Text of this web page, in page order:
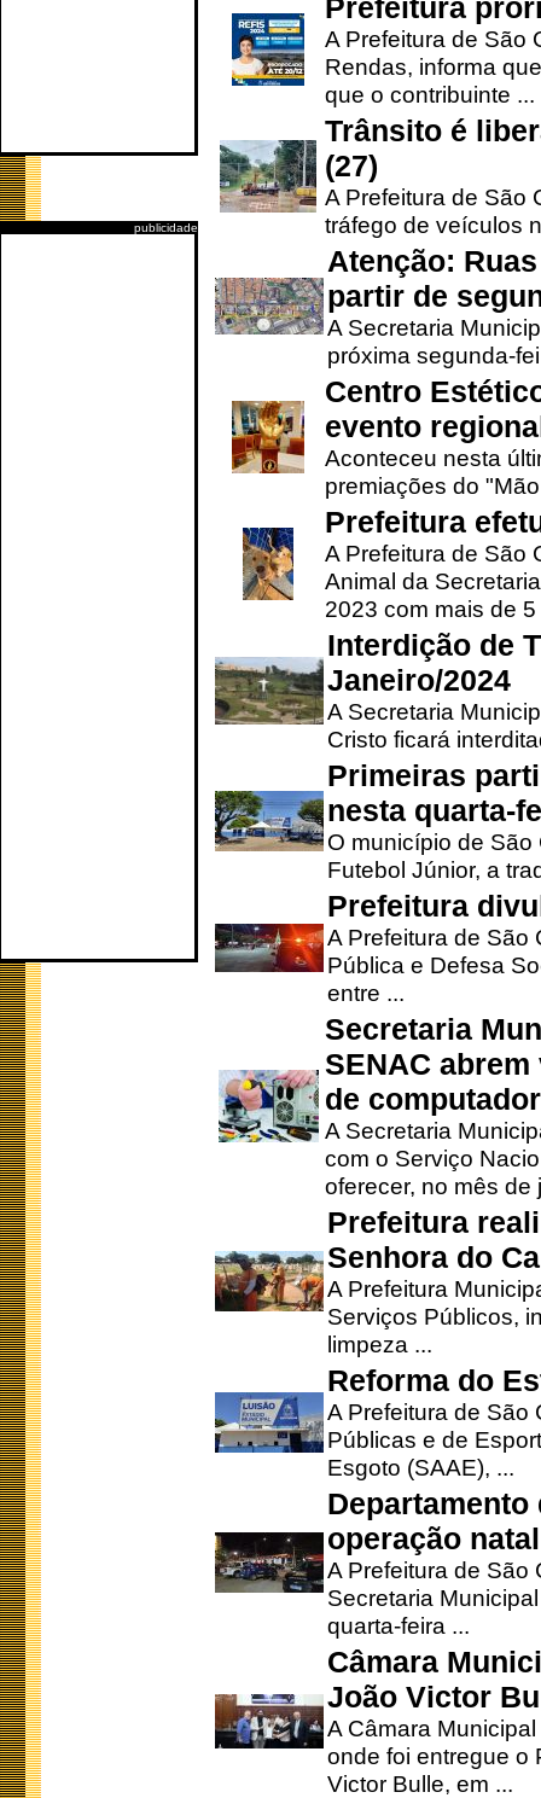
publicidade
Prefeitura
A Prefeitura de São
Rendas, informa
que o contribuinte ...
Trânsito é
(27)
A Prefeitura de São
tráfego de veículos
Atenção:
partir de
A Secretaria
próxima segunda-
Centro
evento
Aconteceu nesta
premiações do
Prefeitura
A Prefeitura de São
Animal da
2023 com mais de 5
Interdição de
Janeiro/2024
A Secretaria
Cristo ficará
Primeiras
nesta quarta-
O município de
Futebol Júnior, a
Prefeitura
A Prefeitura de São
Pública e Defesa
entre ...
Secretaria
SENAC
de
A Secretaria
com o Serviço
oferecer, no mês de
Prefeitura
Senhora do
A Prefeitura
Serviços Públicos,
limpeza ...
Reforma do
A Prefeitura de São
Públicas e de
Esgoto (SAAE), ...
operação
A Prefeitura de São
Secretaria
quarta-feira ...
Câmara
João Victor
A Câmara
onde foi entregue o
Victor Bulle, em ...